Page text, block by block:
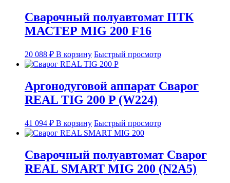
Сварочный полуавтомат ПТК
МАСТЕР MIG 200 F16
20 088 ₽ В корзину Быстрый просмотр
Аргонодуговой аппарат Сварог
REAL TIG 200 P (W224)
41 094 ₽ В корзину Быстрый просмотр
Сварочный полуавтомат Сварог
REAL SMART MIG 200 (N2A5)